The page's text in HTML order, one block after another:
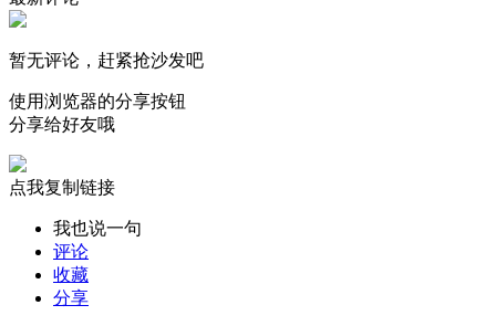
暂无评论，赶紧抢沙发吧
使用浏览器的分享按钮
分享给好友哦
点我复制链接
我也说一句
评论
收藏
分享